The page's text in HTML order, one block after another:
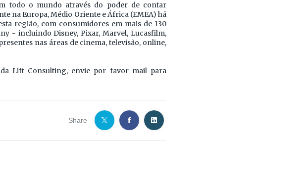
todo o mundo através do poder de contar
na Europa, Médio Oriente e África (EMEA) há
região, com consumidores em mais de 130
- incluindo Disney, Pixar, Marvel, Lucasfilm,
nas áreas de cinema, televisão, online,
Lift Consulting, envie por favor mail para
Share